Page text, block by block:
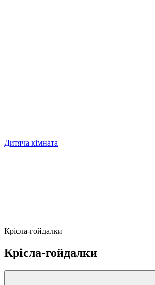
Дитяча кімната
Крісла-гойдалки
Крісла-гойдалки